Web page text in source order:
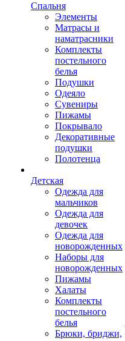
Спальня
Элементы
Матрасы и
наматрасники
Комплекты
постельного
белья
Подушки
Одеяло
Сувениры
Пижамы
Покрывало
Декоративные
подушки
Полотенца
Детская
Одежда для
мальчиков
Одежда для
девочек
Одежда для
новорожденных
Наборы для
новорожденных
Пижамы
Халаты
Комплекты
постельного
белья
Брюки, бриджи,